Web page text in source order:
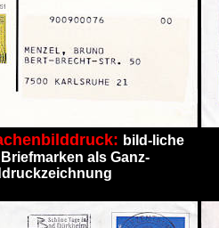
bild-liche
als Ganz-